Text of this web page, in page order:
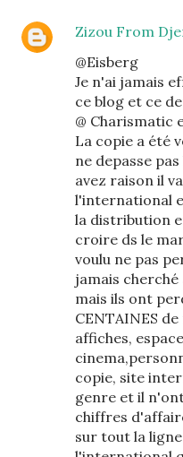
Zizou From
@Eisberg
Je n'ai jamais
ce blog et ce
@ Charismatic
La copie a été
ne depasse
avez raison il
l'international
la distribution
croire ds le
voulu ne pas
jamais
mais ils ont
CENTAINES
affiches,
copie, site
genre et il
chiffres
sur tout la